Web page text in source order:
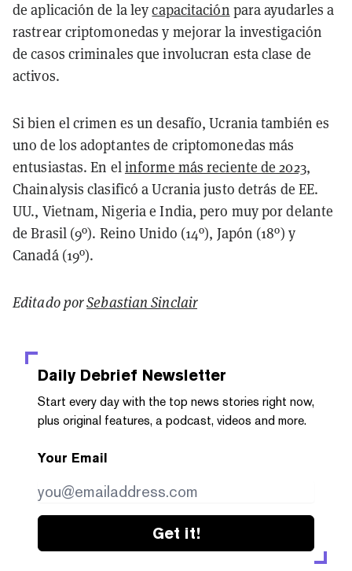
de aplicación de la leycapacitación para ayudarles a
rastrear criptomonedas y mejorar la investigación
de casos criminales que involucran esta clase de
activos.
Si bien el crimen es un desafío, Ucrania también es
uno de los adoptantes de criptomonedas más
entusiastas.En elinforme más reciente de 2023,
Chainalysis clasificó a Ucrania justo detrás de EE.
UU., Vietnam, Nigeria e India, pero muy por delante
de Brasil (9º). Reino Unido (14º), Japón (18º) y
Canadá (19º).
Editado porSebastian Sinclair
Daily Debrief Newsletter
Start every day with the top news stories right now,
plus original features, a podcast, videos and more.
Your Email
Get it!